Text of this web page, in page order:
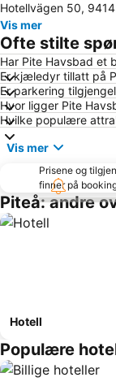
Hotellvägen 50,
Vis mer
Ofte stilte
Har Pite Havsbad et
Er kjæledyr tillatt på
Er parkering
Hvor ligger Pite
Hvilke populære
Vis mer
Prisene og
finner på
Piteå: andre
Hotell
Populære